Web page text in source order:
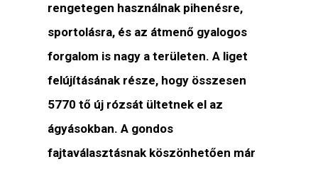
rengetegen használnak pihenésre,
sportolásra, és az átmenő gyalogos
forgalom is nagy a területen. A liget
felújításának része, hogy összesen
5770 tő új rózsát ültetnek el az
ágyásokban. A gondos
fajtaválasztásnak köszönhetően már